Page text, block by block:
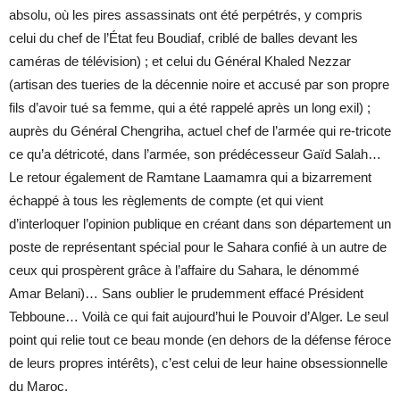
absolu, où les pires assassinats ont été perpétrés, y compris
celui du chef de l’État feu Boudiaf, criblé de balles devant les
caméras de télévision) ; et celui du Général Khaled Nezzar
(artisan des tueries de la décennie noire et accusé par son propre
fils d’avoir tué sa femme, qui a été rappelé après un long exil) ;
auprès du Général Chengriha, actuel chef de l’armée qui re-tricote
ce qu’a détricoté, dans l’armée, son prédécesseur Gaïd Salah…
Le retour également de Ramtane Laamamra qui a bizarrement
échappé à tous les règlements de compte (et qui vient
d’interloquer l’opinion publique en créant dans son département un
poste de représentant spécial pour le Sahara confié à un autre de
ceux qui prospèrent grâce à l’affaire du Sahara, le dénommé
Amar Belani)… Sans oublier le prudemment effacé Président
Tebboune… Voilà ce qui fait aujourd’hui le Pouvoir d’Alger. Le seul
point qui relie tout ce beau monde (en dehors de la défense féroce
de leurs propres intérêts), c’est celui de leur haine obsessionnelle
du Maroc.